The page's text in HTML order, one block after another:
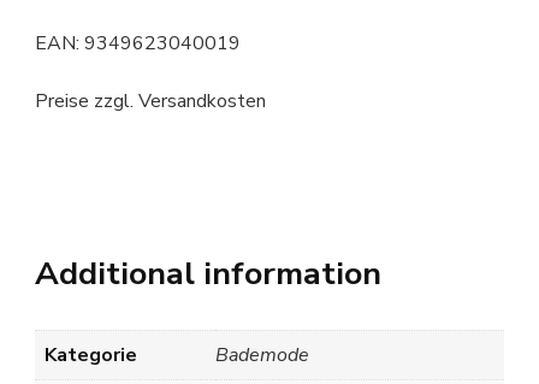
EAN: 9349623040019
Preise zzgl. Versandkosten
Additional information
Kategorie
Bademode